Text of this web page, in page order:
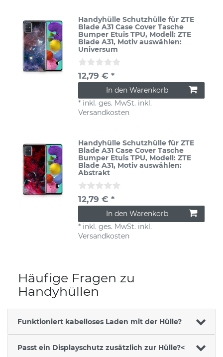
Handyhülle Schutzhülle für ZTE
Blade A31 Case Cover Tasche
Bumper Etuis TPU, Modell: ZTE
Blade A31, Motiv auswählen:
Universum
12,79 € *
In den Warenkorb
* inkl. ges. MwSt. inkl.
Versandkosten
Handyhülle Schutzhülle für ZTE
Blade A31 Case Cover Tasche
Bumper Etuis TPU, Modell: ZTE
Blade A31, Motiv auswählen:
Abstrakt
12,79 € *
In den Warenkorb
* inkl. ges. MwSt. inkl.
Versandkosten
Häufige Fragen zu
Handyhüllen
Funktioniert kabelloses Laden mit der Hülle?
Passt ein Displayschutz zusätzlich zur Hülle?<